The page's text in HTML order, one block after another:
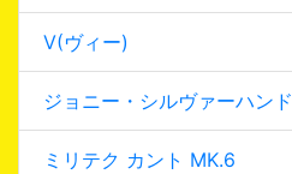
V(ヴィー)
ジョニー・シルヴァーハンド
ミリテク カント MK.6